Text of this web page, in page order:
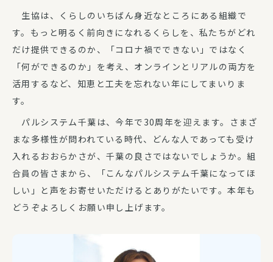
生協は、くらしのいちばん身近なところにある組織で
す。もっと明るく前向きになれるくらしを、私たちがどれ
だけ提供できるのか、「コロナ禍でできない」ではなく
「何ができるのか」を考え、オンラインとリアルの両方を
活用するなど、知恵と工夫を忘れない年にしてまいりま
す。
パルシステム千葉は、今年で30周年を迎えます。さまざ
まな多様性が問われている時代、どんな人であっても受け
入れるおおらかさが、千葉の良さではないでしょうか。組
合員の皆さまから、「こんなパルシステム千葉になってほ
しい」と声をお寄せいただけるとありがたいです。本年も
どうぞよろしくお願い申し上げます。